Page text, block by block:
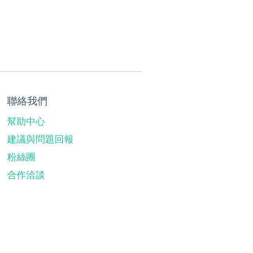
聯絡我們
幫助中心
建議與問題回報
粉絲團
合作洽談